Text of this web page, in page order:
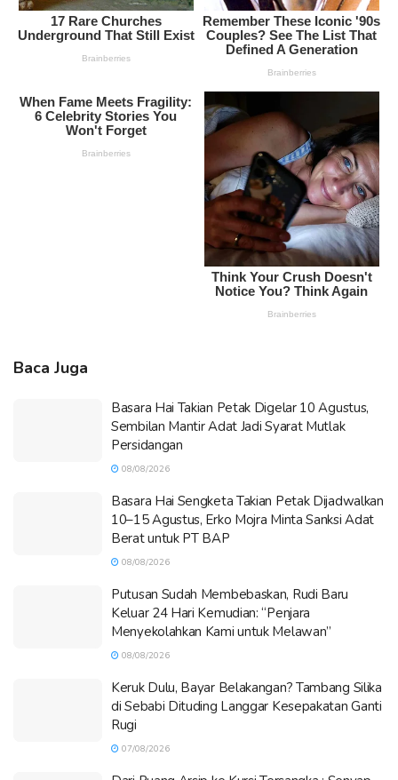
Baca Juga
Basara Hai Takian Petak Digelar 10 Agustus,
Sembilan Mantir Adat Jadi Syarat Mutlak
Persidangan
08/08/2026
Basara Hai Sengketa Takian Petak Dijadwalkan
10–15 Agustus, Erko Mojra Minta Sanksi Adat
Berat untuk PT BAP
08/08/2026
Putusan Sudah Membebaskan, Rudi Baru
Keluar 24 Hari Kemudian: “Penjara
Menyekolahkan Kami untuk Melawan”
08/08/2026
Keruk Dulu, Bayar Belakangan? Tambang Silika
di Sebabi Dituding Langgar Kesepakatan Ganti
Rugi
07/08/2026